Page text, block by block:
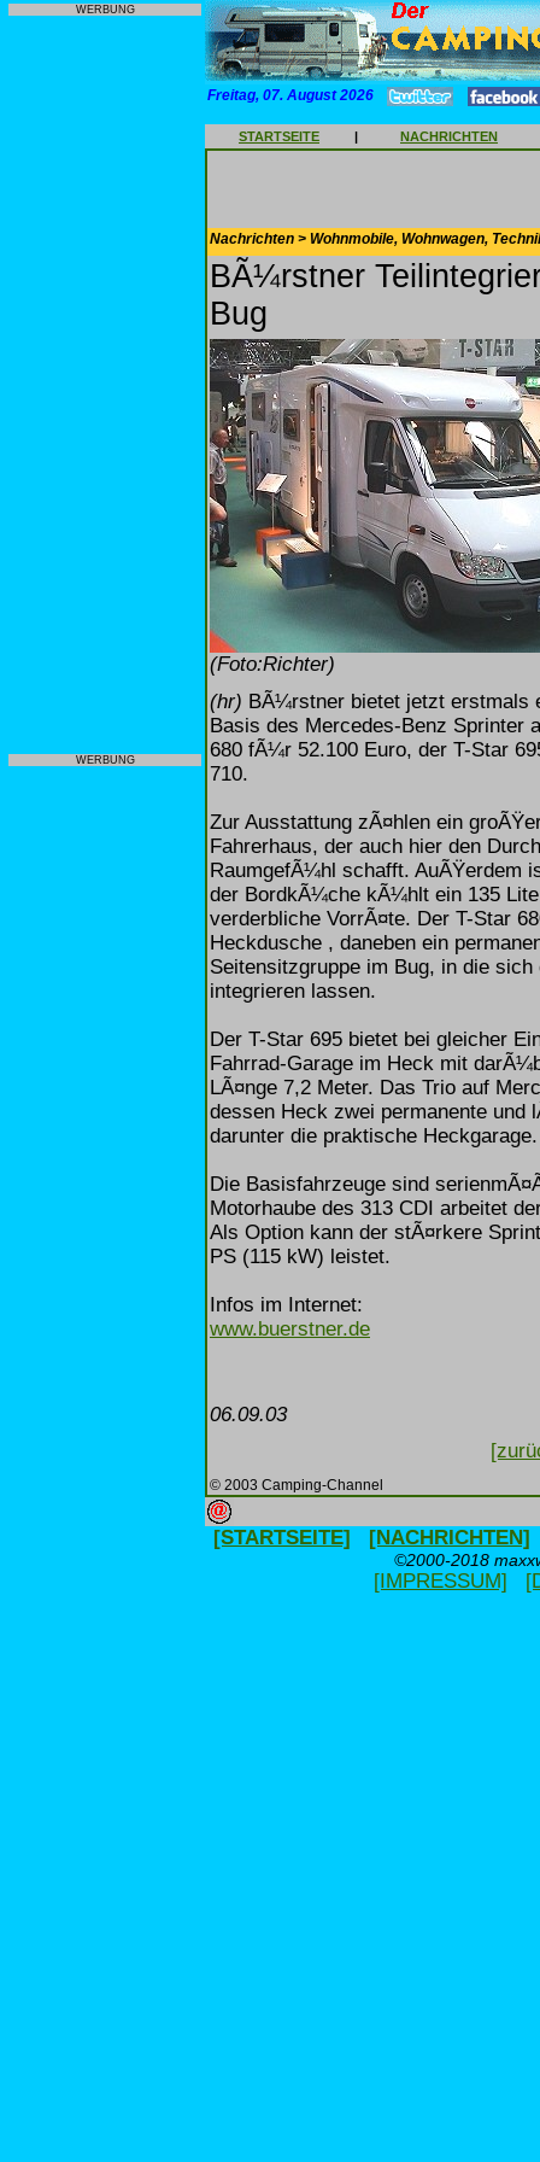
WERBUNG
WERBUNG
Freitag, 07. August 2026
STARTSEITE | NACHRICHTEN
Nachrichten > Wohnmobile, Wohnwagen,
BÃ¼rstner
Bug
(Foto:Richter)
(hr) BÃ¼rstner bietet jetzt erstmals
Basis des Mercedes-Benz Sprinter
680 fÃ¼r 52.100 Euro, der T-Star
710.
Zur Ausstattung zÃ¤hlen ein
Fahrerhaus, der auch hier den
RaumgefÃ¼hl schafft. AuÃŸerdem
der BordkÃ¼che kÃ¼hlt ein 135
verderbliche VorrÃ¤te. Der T-Star
Heckdusche , daneben ein
Seitensitzgruppe im Bug, in die
integrieren lassen.
Der T-Star 695 bietet bei gleicher
Fahrrad-Garage im Heck mit
LÃ¤nge 7,2 Meter. Das Trio auf
dessen Heck zwei permanente und
darunter die praktische Heckgarage.
Die Basisfahrzeuge sind
Motorhaube des 313 CDI arbeitet
Als Option kann der stÃ¤rkere
PS (115 kW) leistet.
Infos im Internet:
www.buerstner.de
06.09.03
© 2003 Camping-Channel
[STARTSEITE] [NACHRICHTEN]
©2000-2018
[IMPRESSUM]